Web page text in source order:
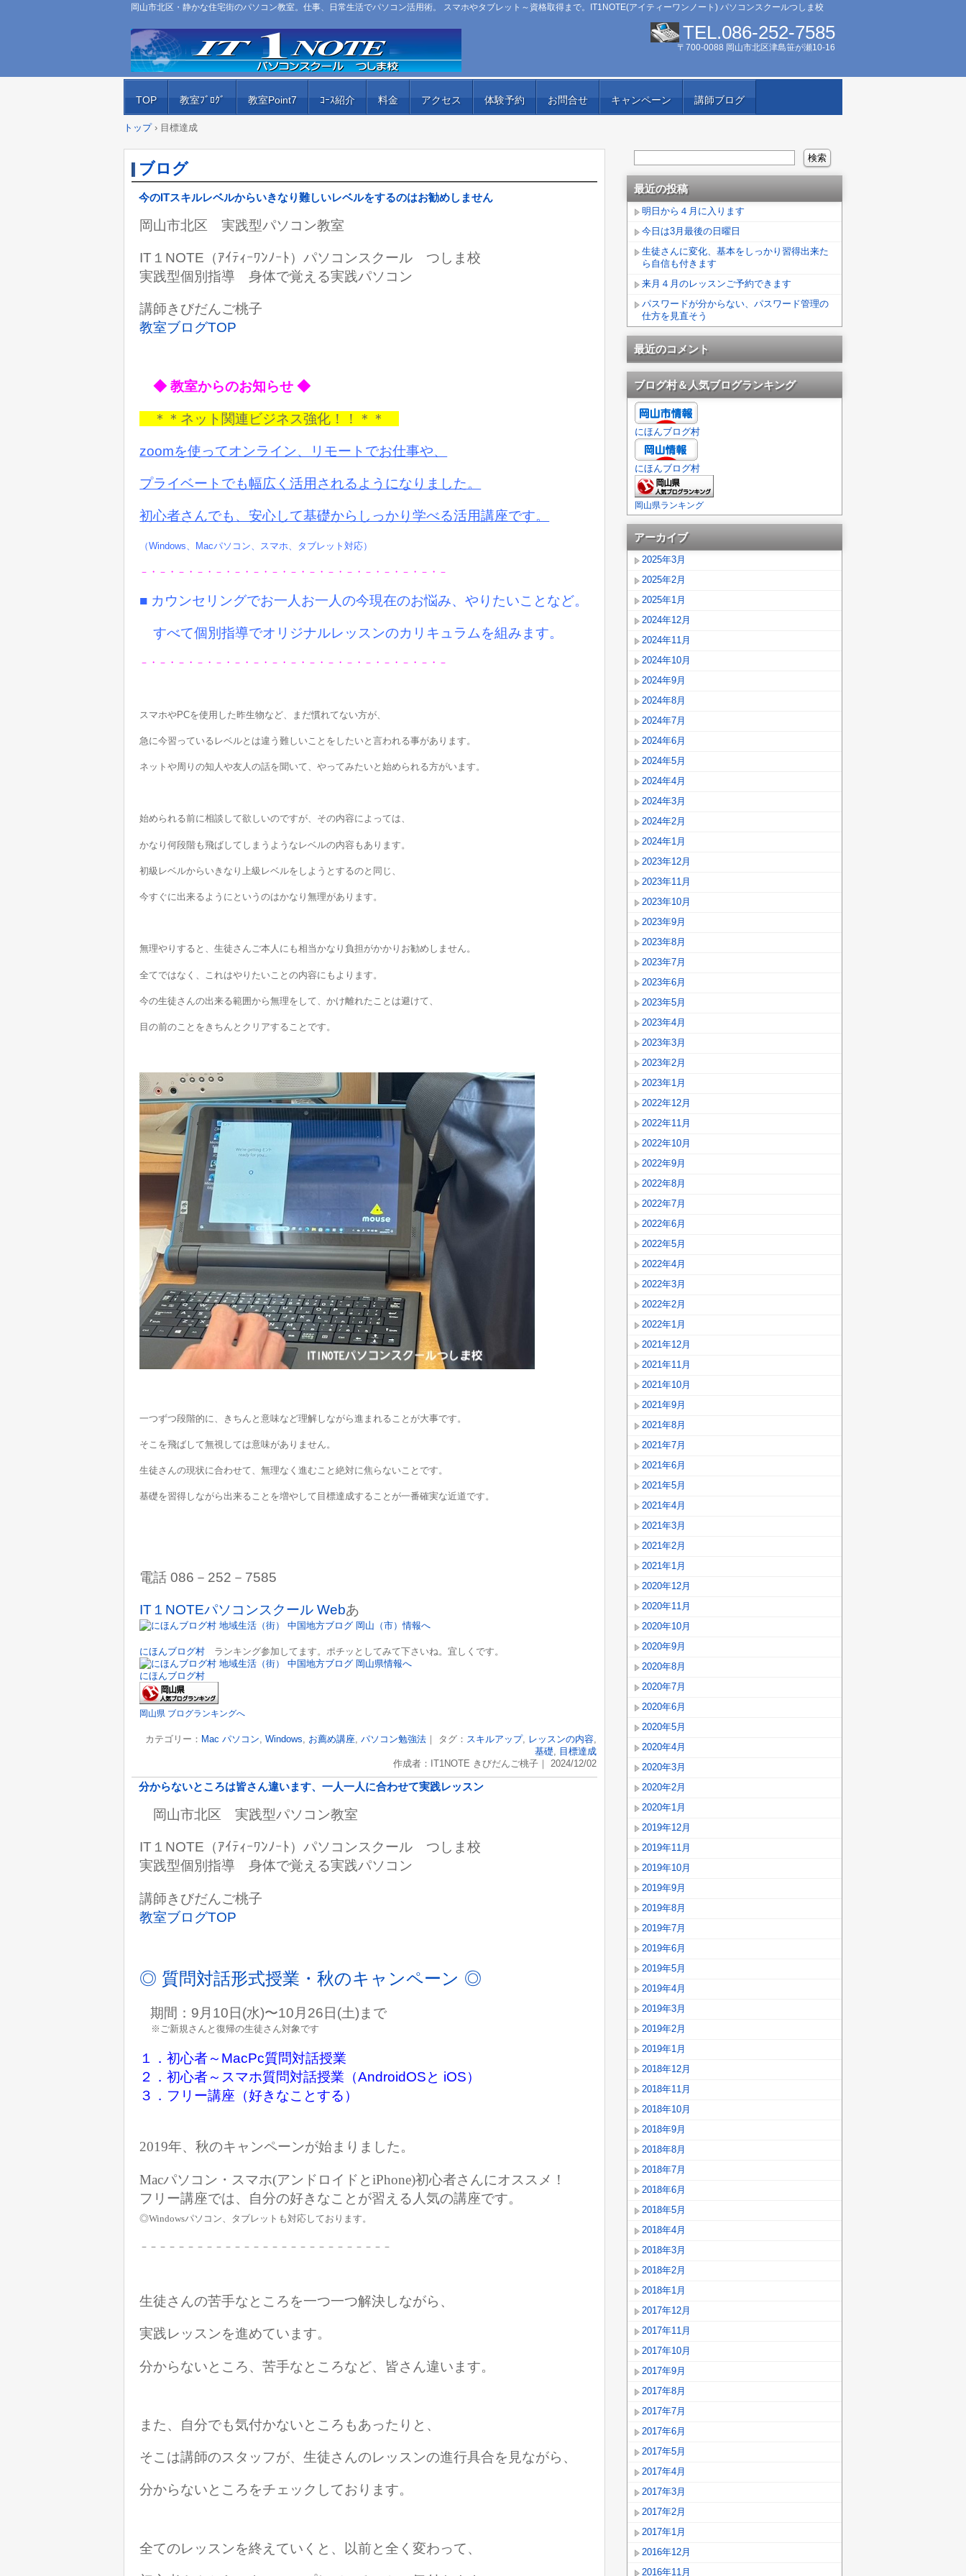
岡山市北区・静かな住宅街のパソコン教室。仕事、日常生活でパソコン活用術。 スマホやタブレット～資格取得まで。IT1NOTE(アイティーワンノート) パソコンスクールつしま校
TEL.086-252-7585
〒700-0088 岡山市北区津島笹が瀬10-16
TOP 教室ﾌﾞﾛｸﾞ 教室Point7 ｺｰｽ紹介 料金 アクセス 体験予約 お問合せ キャンペーン 講師ブログ
トップ› 目標達成
ブログ
今のITスキルレベルからいきなり難しいレベルをするのはお勧めしません
岡山市北区 実践型パソコン教室
IT１NOTE（ｱｲﾃｨｰﾜﾝﾉｰﾄ）パソコンスクール つしま校
実践型個別指導 身体で覚える実践パソコン
講師きびだんご桃子
教室ブログTOP
◆ 教室からのお知らせ ◆
＊＊ネット関連ビジネス強化！！＊＊
zoomを使ってオンライン、リモートでお仕事や、
プライベートでも幅広く活用されるようになりました。
初心者さんでも、安心して基礎からしっかり学べる活用講座です。
（Windows、Macパソコン、スマホ、タブレット対応）
－・－・－・－・－・－・－・－・－・－・－・－・－・－・－・－・－
■ カウンセリングでお一人お一人の今現在のお悩み、やりたいことなど。
すべて個別指導でオリジナルレッスンのカリキュラムを組みます。
－・－・－・－・－・－・－・－・－・－・－・－・－・－・－・－・－
スマホやPCを使用した昨生物など、まだ慣れてない方が、
急に今習っているレベルとは違う難しいことをしたいと言われる事があります。
ネットや周りの知人や友人の話を聞いて、やってみたいと始められる方がいます。
始められる前に相談して欲しいのですが、その内容によっては、
かなり何段階も飛ばしてしまうようなレベルの内容もあります。
初級レベルからいきなり上級レベルをしようとするのと同じ、
今すぐに出来るようにというのはかなり無理があります。
無理やりすると、生徒さんご本人にも相当かなり負担がかかりお勧めしません。
全てではなく、これはやりたいことの内容にもよります。
今の生徒さんの出来る範囲から無理をして、かけ離れたことは避けて、
目の前のことをきちんとクリアすることです。
一つずつ段階的に、きちんと意味など理解しながら進まれることが大事です。
そこを飛ばして無視しては意味がありません。
生徒さんの現状に合わせて、無理なく進むこと絶対に焦らないことです。
基礎を習得しながら出来ることを増やして目標達成することが一番確実な近道です。
電話 086－252－7585
IT１NOTEパソコンスクール Webあ
にほんブログ村 ランキング参加してます。ポチッとしてみて下さいね。宜しくです。
にほんブログ村
岡山県 ブログランキングへ
カテゴリー： Mac パソコン, Windows, お薦め講座, パソコン勉強法｜ タグ： スキルアップ, レッスンの内容,
基礎, 目標達成
作成者：IT1NOTE きびだんご桃子｜ 2024/12/02
分からないところは皆さん違います、一人一人に合わせて実践レッスン
岡山市北区 実践型パソコン教室
IT１NOTE（ｱｲﾃｨｰﾜﾝﾉｰﾄ）パソコンスクール つしま校
実践型個別指導 身体で覚える実践パソコン
講師きびだんご桃子
教室ブログTOP
◎ 質問対話形式授業・秋のキャンペーン ◎
期間：9月10日(水)〜10月26日(土)まで
※ご新規さんと復帰の生徒さん対象です
１．初心者～MacPc質問対話授業
２．初心者～スマホ質問対話授業（AndroidOSと iOS）
３．フリー講座（好きなことする）
2019年、秋のキャンペーンが始まりました。
Macパソコン・スマホ(アンドロイドとiPhone)初心者さんにオススメ！
フリー講座では、自分の好きなことが習える人気の講座です。
◎Windowsパソコン、タブレットも対応しております。
－－－－－－－－－－－－－－－－－－－－－－－－－－－
生徒さんの苦手なところを一つ一つ解決しながら、
実践レッスンを進めています。
分からないところ、苦手なところなど、皆さん違います。
また、自分でも気付かないところもあったりと、
そこは講師のスタッフが、生徒さんのレッスンの進行具合を見ながら、
分からないところをチェックしております。
全てのレッスンを終えていくと、以前と全く変わって、
最近の投稿
明日から４月に入ります
今日は3月最後の日曜日
生徒さんに変化、基本をしっかり習得出来た
ら自信も付きます
来月４月のレッスンご予約できます
パスワードが分からない、パスワード管理の
仕方を見直そう
最近のコメント
ブログ村＆人気ブログランキング
にほんブログ村
にほんブログ村
岡山県ランキング
アーカイブ
2025年3月
2025年2月
2025年1月
2024年12月
2024年11月
2024年10月
2024年9月
2024年8月
2024年7月
2024年6月
2024年5月
2024年4月
2024年3月
2024年2月
2024年1月
2023年12月
2023年11月
2023年10月
2023年9月
2023年8月
2023年7月
2023年6月
2023年5月
2023年4月
2023年3月
2023年2月
2023年1月
2022年12月
2022年11月
2022年10月
2022年9月
2022年8月
2022年7月
2022年6月
2022年5月
2022年4月
2022年3月
2022年2月
2022年1月
2021年12月
2021年11月
2021年10月
2021年9月
2021年8月
2021年7月
2021年6月
2021年5月
2021年4月
2021年3月
2021年2月
2021年1月
2020年12月
2020年11月
2020年10月
2020年9月
2020年8月
2020年7月
2020年6月
2020年5月
2020年4月
2020年3月
2020年2月
2020年1月
2019年12月
2019年11月
2019年10月
2019年9月
2019年8月
2019年7月
2019年6月
2019年5月
2019年4月
2019年3月
2019年2月
2019年1月
2018年12月
2018年11月
2018年10月
2018年9月
2018年8月
2018年7月
2018年6月
2018年5月
2018年4月
2018年3月
2018年2月
2018年1月
2017年12月
2017年11月
2017年10月
2017年9月
2017年8月
2017年7月
2017年6月
2017年5月
2017年4月
2017年3月
2017年2月
2017年1月
2016年12月
2016年11月